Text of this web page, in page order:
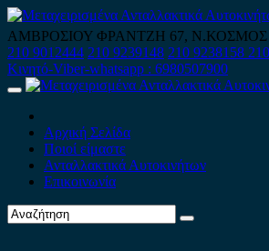
Skip
to
content
ΑΜΒΡΟΣΙΟΥ ΦΡΑΝΤΖΗ 67, Ν.ΚΟΣΜΟΣ
210 9012444 210 9239148 210 9238158
Κινητό-Viber-whatsapp : 6980507900
Primary
Αρχική Σελίδα
Ποιοί είμαστε
Ανταλλακτικά Αυτοκινήτων
Επικοινωνία